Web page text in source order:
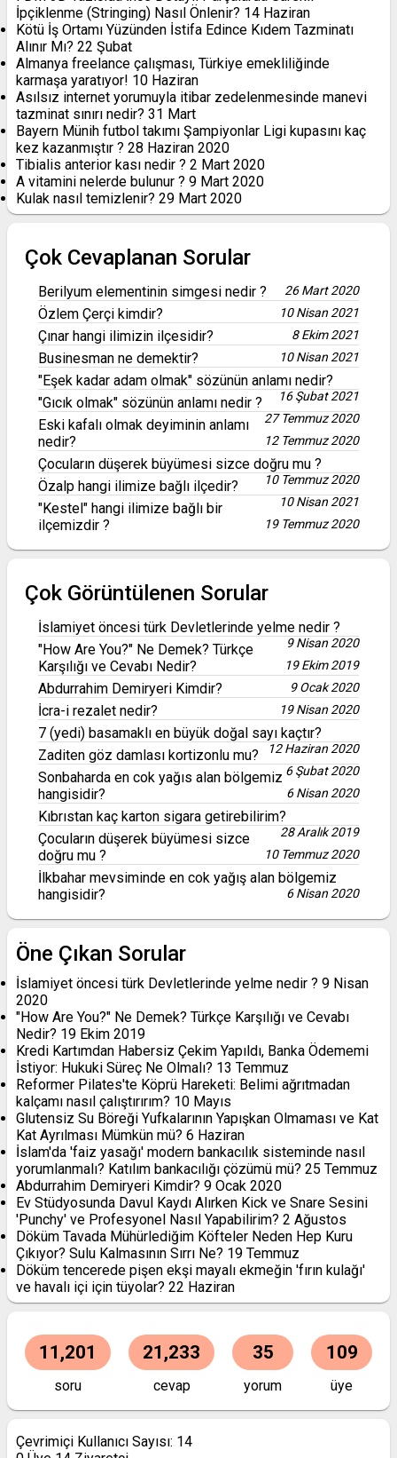
İpçiklenme (Stringing) Nasıl Önlenir? 14 Haziran
Kötü İş Ortamı Yüzünden İstifa Edince Kıdem Tazminatı
Alınır Mı? 22 Şubat
Almanya freelance çalışması, Türkiye emekliliğinde
karmaşa yaratıyor! 10 Haziran
Asılsız internet yorumuyla itibar zedelenmesinde manevi
tazminat sınırı nedir? 31 Mart
Bayern Münih futbol takımı Şampiyonlar Ligi kupasını kaç
kez kazanmıştır ? 28 Haziran 2020
Tibialis anterior kası nedir ? 2 Mart 2020
A vitamini nelerde bulunur ? 9 Mart 2020
Kulak nasıl temizlenir? 29 Mart 2020
Çok Cevaplanan Sorular
Berilyum elementinin simgesi nedir ? 26 Mart 2020
Özlem Çerçi kimdir? 10 Nisan 2021
Çınar hangi ilimizin ilçesidir? 8 Ekim 2021
Businesman ne demektir? 10 Nisan 2021
"Eşek kadar adam olmak" sözünün anlamı nedir?
16 Şubat 2021
"Gıcık olmak" sözünün anlamı nedir ?
27 Temmuz 2020
Eski kafalı olmak deyiminin anlamı
nedir?
12 Temmuz 2020
Çocuların düşerek büyümesi sizce doğru mu ?
10 Temmuz 2020
Özalp hangi ilimize bağlı ilçedir?
10 Nisan 2021
"Kestel" hangi ilimize bağlı bir
ilçemizdir ?
19 Temmuz 2020
Çok Görüntülenen Sorular
İslamiyet öncesi türk Devletlerinde yelme nedir ?
9 Nisan 2020
"How Are You?" Ne Demek? Türkçe
Karşılığı ve Cevabı Nedir?
19 Ekim 2019
Abdurrahim Demiryeri Kimdir? 9 Ocak 2020
İcra-i rezalet nedir? 19 Nisan 2020
7 (yedi) basamaklı en büyük doğal sayı kaçtır?
12 Haziran 2020
Zaditen göz damlası kortizonlu mu?
6 Şubat 2020
Sonbaharda en cok yağıs alan bölgemiz
hangisidir?
6 Nisan 2020
Kıbrıstan kaç karton sigara getirebilirim?
28 Aralık 2019
Çocuların düşerek büyümesi sizce
doğru mu ?
10 Temmuz 2020
İlkbahar mevsiminde en cok yağış alan bölgemiz
hangisidir?
6 Nisan 2020
Öne Çıkan Sorular
İslamiyet öncesi türk Devletlerinde yelme nedir ? 9 Nisan
2020
"How Are You?" Ne Demek? Türkçe Karşılığı ve Cevabı
Nedir? 19 Ekim 2019
Kredi Kartımdan Habersiz Çekim Yapıldı, Banka Ödememi
İstiyor: Hukuki Süreç Ne Olmalı? 13 Temmuz
Reformer Pilates'te Köprü Hareketi: Belimi ağrıtmadan
kalçamı nasıl çalıştırırım? 10 Mayıs
Glutensiz Su Böreği Yufkalarının Yapışkan Olmaması ve Kat
Kat Ayrılması Mümkün mü? 6 Haziran
İslam'da 'faiz yasağı' modern bankacılık sisteminde nasıl
yorumlanmalı? Katılım bankacılığı çözümü mü? 25 Temmuz
Abdurrahim Demiryeri Kimdir? 9 Ocak 2020
Ev Stüdyosunda Davul Kaydı Alırken Kick ve Snare Sesini
'Punchy' ve Profesyonel Nasıl Yapabilirim? 2 Ağustos
Döküm Tavada Mühürlediğim Köfteler Neden Hep Kuru
Çıkıyor? Sulu Kalmasının Sırrı Ne? 19 Temmuz
Döküm tencerede pişen ekşi mayalı ekmeğin 'fırın kulağı'
ve havalı içi için tüyolar? 22 Haziran
11,201
soru
21,233
cevap
35
yorum
109
üye
Çevrimiçi Kullanıcı Sayısı: 14